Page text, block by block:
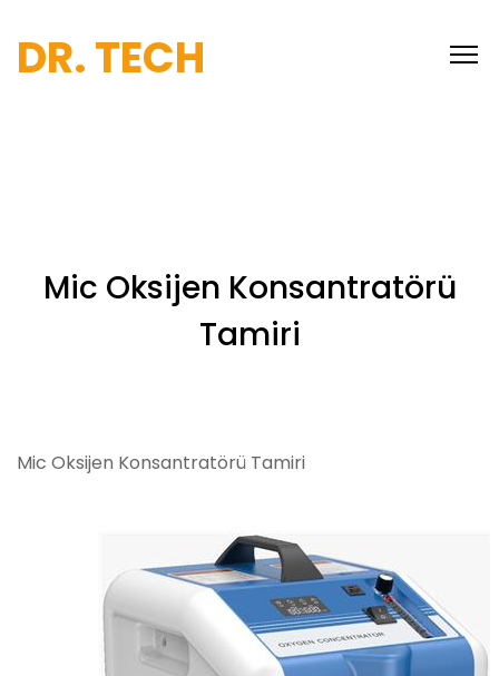
DR. TECH
Mic Oksijen Konsantratörü
Tamiri
Mic Oksijen Konsantratörü Tamiri